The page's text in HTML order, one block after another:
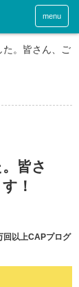
menu
た。皆さん、ご
皆さ
！
回以上CAPプログ